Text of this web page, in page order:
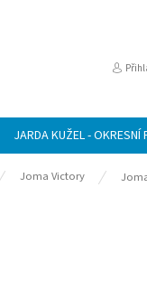
JARDA KUŽEL - OKRESNÍ
Joma Victory